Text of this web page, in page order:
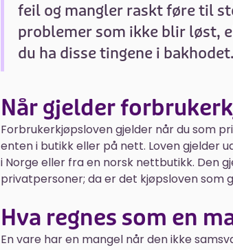
feil og mangler raskt føre til
problemer som ikke blir løst,
du ha disse tingene i bakhodet.
Når gjelder
Forbrukerkjøpsloven gjelder når du som
enten i butikk eller på nett. Loven gjelder
i Norge eller fra en norsk nettbutikk. Den
privatpersoner; da er det kjøpsloven som
Hva regnes som en
En vare har en mangel når den ikke